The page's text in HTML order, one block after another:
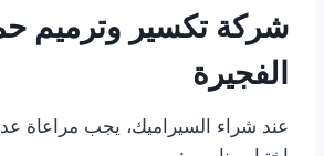
شركة تكسير وترميم
الفجيرة
عند شراء السيراميك، يجب مراعاة